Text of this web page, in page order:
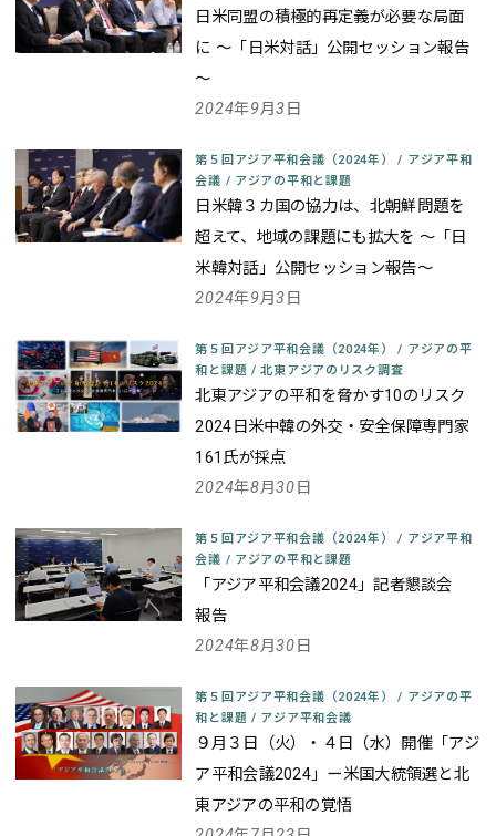
日米同盟の積極的再定義が必要な局面
に ～「日米対話」公開セッション報告
～
2024年9月3日
第５回アジア平和会議（2024年）/ アジア平和
会議 / アジアの平和と課題
日米韓３カ国の協力は、北朝鮮問題を
超えて、地域の課題にも拡大を ～「日
米韓対話」公開セッション報告～
2024年9月3日
第５回アジア平和会議（2024年）/ アジアの平
和と課題 / 北東アジアのリスク調査
北東アジアの平和を脅かす10のリスク
2024 日米中韓の外交・安全保障専門家
161氏が採点
2024年8月30日
第５回アジア平和会議（2024年）/ アジア平和
会議 / アジアの平和と課題
「アジア平和会議2024」記者懇談会
報告
2024年8月30日
第５回アジア平和会議（2024年）/ アジアの平
和と課題 / アジア平和会議
９月３日（火）・４日（水）開催「アジ
ア平和会議2024」 ー米国大統領選と北
東アジアの平和の覚悟